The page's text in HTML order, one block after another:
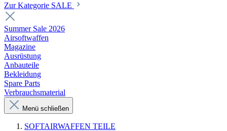
Zur Kategorie SALE
Summer Sale 2026
Airsoftwaffen
Magazine
Ausrüstung
Anbauteile
Bekleidung
Spare Parts
Verbrauchsmaterial
Menü schließen
SOFTAIRWAFFEN TEILE